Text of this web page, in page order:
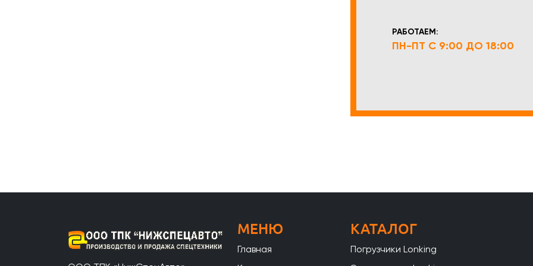
РАБОТАЕМ:
ПН-ПТ С 9:00 ДО 18:00
МЕНЮ
Главная
КАТАЛОГ
Погрузчики Lonking